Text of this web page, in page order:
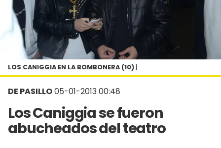
DE PASILLO05-01-2013 00:48
Los Caniggia se fueron
abucheados del teatro
LOS CANIGGIA EN LA BOMBONERA (10) |